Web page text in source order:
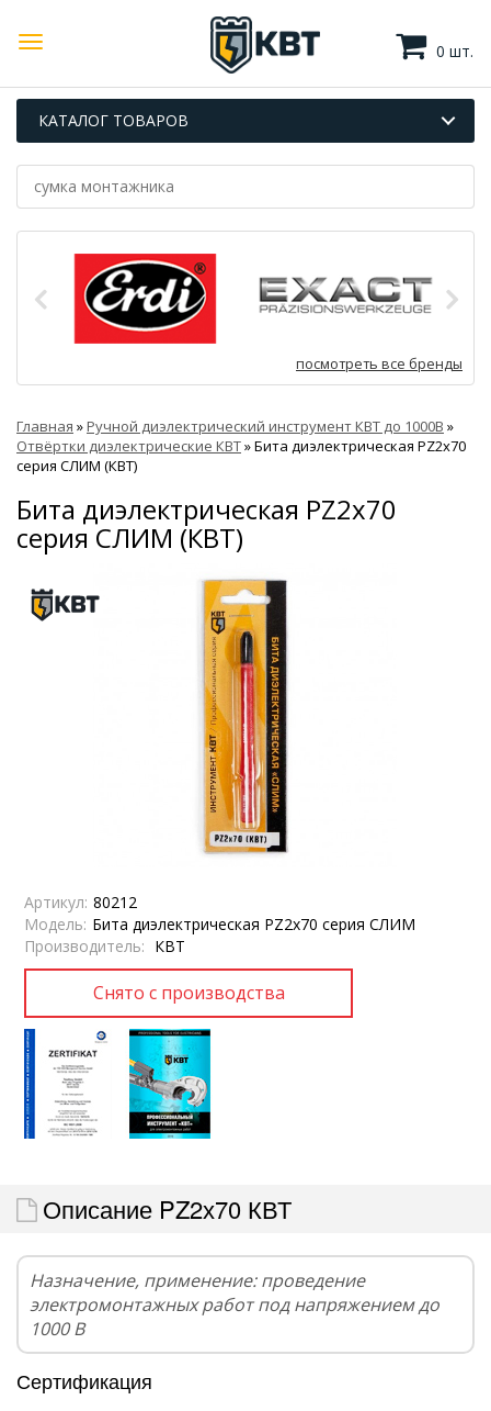
0 шт.
КАТАЛОГ ТОВАРОВ
посмотреть все бренды
Главная »Ручной диэлектрический инструмент КВТ до 1000В »
Отвёртки диэлектрические КВТ»Бита диэлектрическая PZ2х70
серия СЛИМ (КВТ)
Бита диэлектрическая PZ2х70
серия СЛИМ (КВТ)
Артикул: 80212
Модель: Бита диэлектрическая PZ2х70 серия СЛИМ
Производитель: КВТ
Описание PZ2х70 КВТ
Назначение, применение: проведение
электромонтажных работ под напряжением до
1000 В
Сертификация